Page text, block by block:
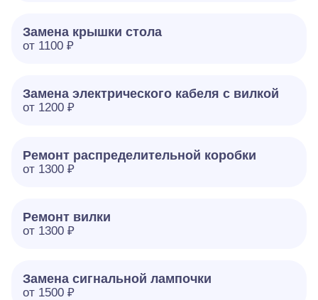
Замена крышки стола
от 1100 ₽
Замена электрического кабеля с вилкой
от 1200 ₽
Ремонт распределительной коробки
от 1300 ₽
Ремонт вилки
от 1300 ₽
Замена сигнальной лампочки
от 1500 ₽